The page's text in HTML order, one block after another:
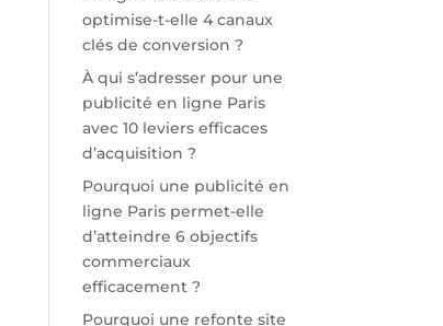
optimise-t-elle 4 canaux
clés de conversion ?
À qui s’adresser pour une
publicité en ligne Paris
avec 10 leviers efficaces
d’acquisition ?
Pourquoi une publicité en
ligne Paris permet-elle
d’atteindre 6 objectifs
commerciaux
efficacement ?
Pourquoi une refonte site